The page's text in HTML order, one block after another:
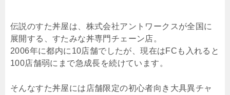
伝説のすた丼屋は、株式会社アントワークスが全国に
展開する、すたみな丼専門チェーン店。
2006年に都内に10店舗でしたが、現在はFCも入れると
100店舗弱にまで急成長を続けています。
そんなすた丼屋には店舗限定の初心者向き大具異チャ